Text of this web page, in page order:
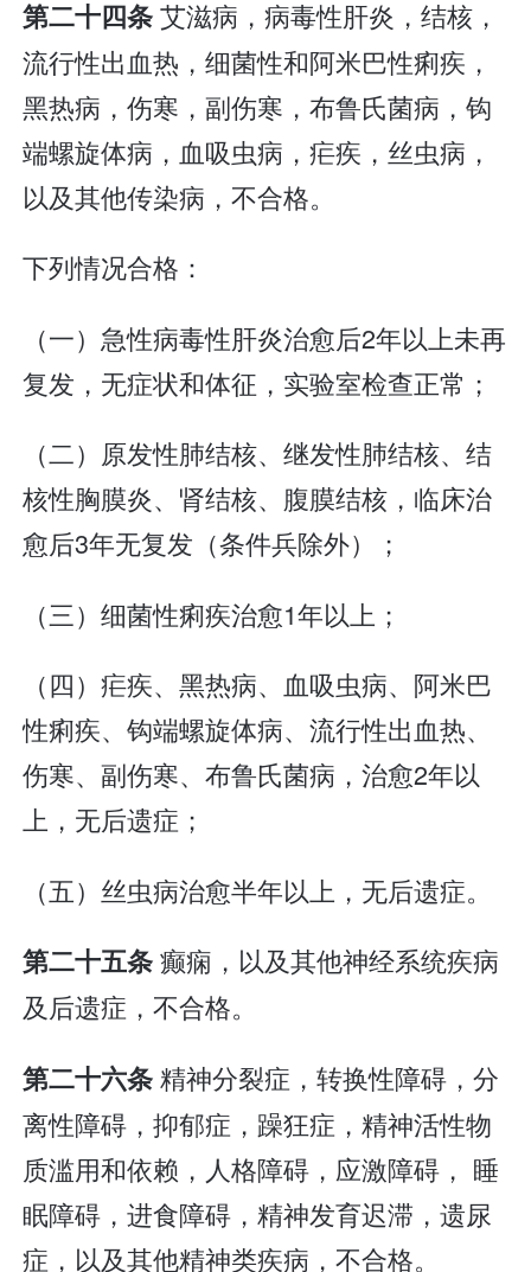
第二十四条艾滋病，病毒性肝炎，结核，
流行性出血热，细菌性和阿米巴性痢疾，
黑热病，伤寒，副伤寒，布鲁氏菌病，钩
端螺旋体病，血吸虫病，疟疾，丝虫病，
以及其他传染病，不合格。
下列情况合格：
（一）急性病毒性肝炎治愈后2年以上未再
复发，无症状和体征，实验室检查正常；
（二）原发性肺结核、继发性肺结核、结
核性胸膜炎、肾结核、腹膜结核，临床治
愈后3年无复发（条件兵除外）；
（三）细菌性痢疾治愈1年以上；
（四）疟疾、黑热病、血吸虫病、阿米巴
性痢疾、钩端螺旋体病、流行性出血热、
伤寒、副伤寒、布鲁氏菌病，治愈2年以
上，无后遗症；
（五）丝虫病治愈半年以上，无后遗症。
第二十五条癫痫，以及其他神经系统疾病
及后遗症，不合格。
第二十六条精神分裂症，转换性障碍，分
离性障碍，抑郁症，躁狂症，精神活性物
质滥用和依赖，人格障碍，应激障碍， 睡
眠障碍，进食障碍，精神发育迟滞，遗尿
症，以及其他精神类疾病，不合格。